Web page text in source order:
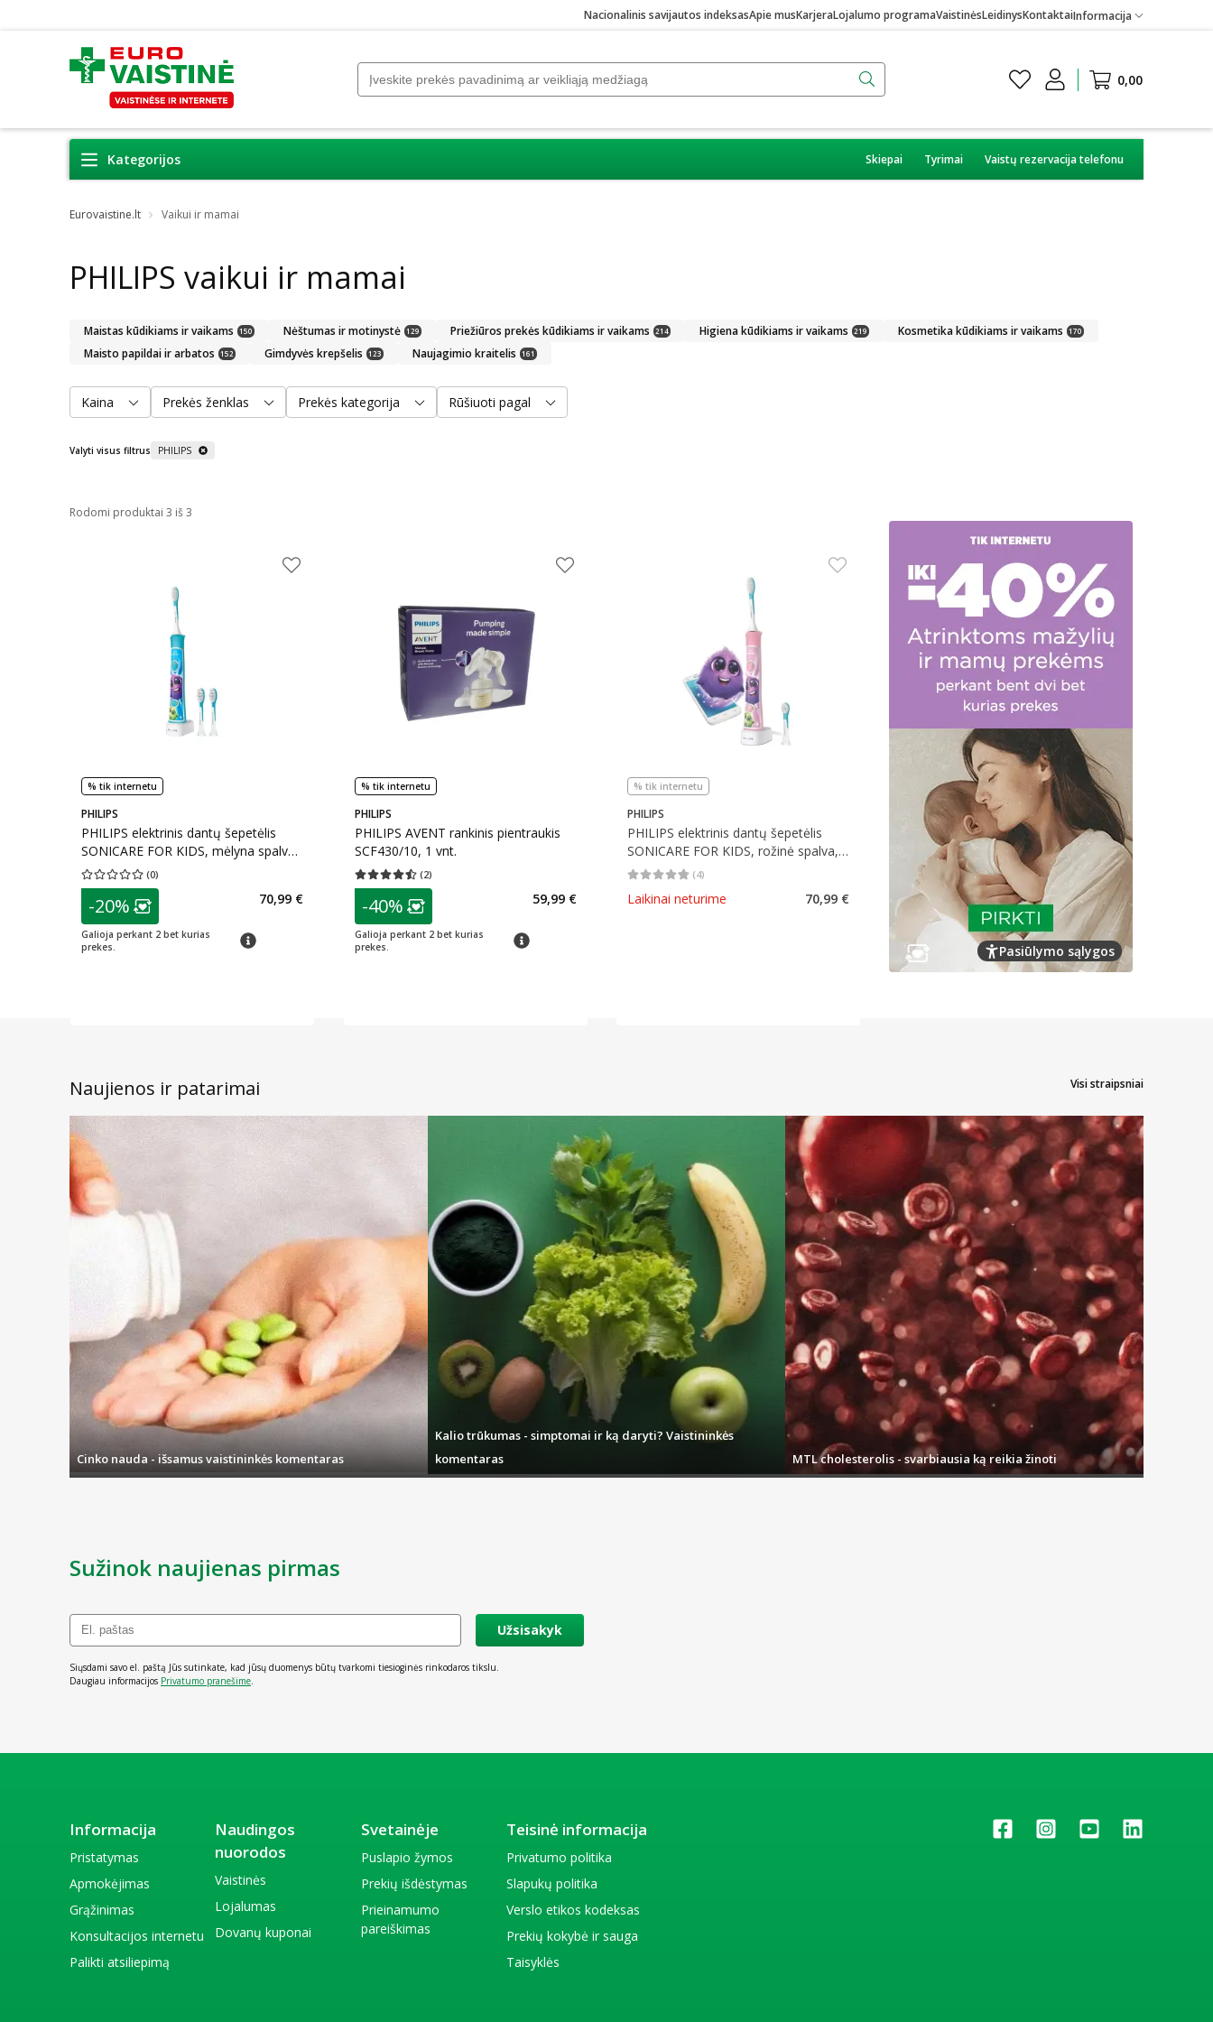
Nacionalinis savijautos indeksasApie musKarjeraLojalumo programaVaistinėsLeidinysKontaktaiInformacija
0,00
Kategorijos Skiepai Tyrimai Vaistų rezervacija telefonu
Eurovaistine.lt Vaikui ir mamai
PHILIPS vaikui ir mamai
Maistas kūdikiams ir vaikams 150 Nėštumas ir motinystė 129 Priežiūros prekės kūdikiams ir vaikams 214 Higiena kūdikiams ir vaikams 219 Kosmetika kūdikiams ir vaikams 170
Maisto papildai ir arbatos 152 Gimdyvės krepšelis 123 Naujagimio kraitelis 161
Kaina Prekės ženklas Prekės kategorija Rūšiuoti pagal
Valyti visus filtrus PHILIPS
Rodomi produktai 3 iš 3
% tik internetu
PHILIPS
PHILIPS elektrinis dantų šepetėlis
SONICARE FOR KIDS, mėlyna spalva,
HX6322/04, 1 vnt.
(0)
Vidutinis įvertinimas 0.00
patarimas
Lojalumo klubo narių nuolaida:
-20%
Galioja perkant 2 bet kurias
prekes.
patarimas
70,99 €
% tik internetu
PHILIPS
PHILIPS AVENT rankinis pientraukis
SCF430/10, 1 vnt.
(2)
Vidutinis įvertinimas 4.50
patarimas
Lojalumo klubo narių nuolaida
-40%
Galioja perkant 2 bet kurias
prekes.
patarimas
59,99 €
% tik internetu
PHILIPS
PHILIPS elektrinis dantų šepetėlis
SONICARE FOR KIDS, rožinė spalva,
HX6352/42, 1 vnt.
(4)
Vidutinis įvertinimas 4.75
Laikinai neturime 70,99 €
Pasiūlymo sąlygos
Naujienos ir patarimai Visi straipsniai
Cinko nauda - išsamus vaistininkės komentaras
Kalio trūkumas - simptomai ir ką daryti? Vaistininkės
komentaras
MTL cholesterolis - svarbiausia ką reikia žinoti
Sužinok naujienas pirmas
Užsisakyk
Siųsdami savo el. paštą Jūs sutinkate, kad jūsų duomenys būtų tvarkomi tiesioginės rinkodaros tikslu.
Daugiau informacijos Privatumo pranešime
Informacija
Pristatymas
Apmokėjimas
Grąžinimas
Konsultacijos internetu
Palikti atsiliepimą
Naudingos
nuorodos
Vaistinės
Lojalumas
Dovanų kuponai
Svetainėje
Puslapio žymos
Prekių išdėstymas
Prieinamumo
pareiškimas
Teisinė informacija
Privatumo politika
Slapukų politika
Verslo etikos kodeksas
Prekių kokybė ir sauga
Taisyklės